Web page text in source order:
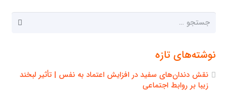
جستجو
نوشته‌های تازه
نقش دندان‌های سفید در افزایش اعتماد به نفس | تأثیر لبخند
زیبا بر روابط اجتماعی